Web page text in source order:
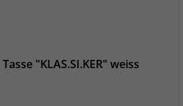
"KLAS.SI.KER" weiss